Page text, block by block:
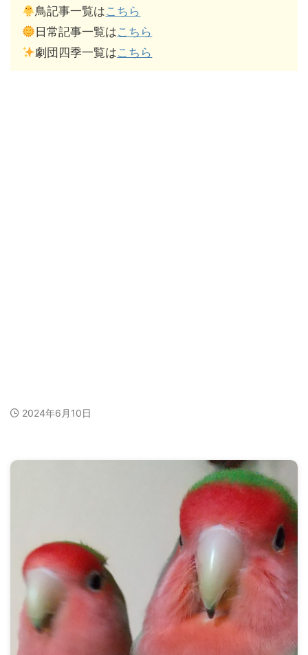
鳥記事一覧はこちら
日常記事一覧はこちら
劇団四季一覧はこちら
2024年6月10日